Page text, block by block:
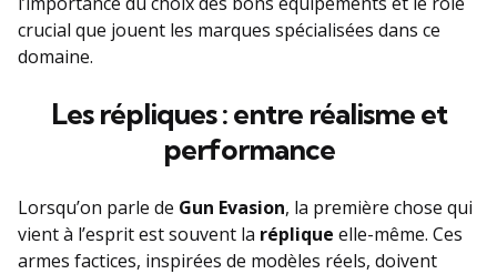
crucial que jouent les marques spécialisées dans ce
domaine.
Les répliques : entre réalisme et
performance
Lorsqu’on parle de Gun Evasion, la première chose qui
vient à l’esprit est souvent la réplique elle-même. Ces
armes factices, inspirées de modèles réels, doivent